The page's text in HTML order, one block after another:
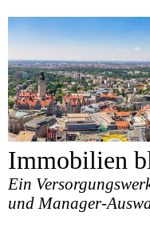
Immobilien
Ein
und Manager-